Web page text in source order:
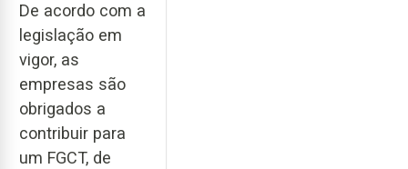
De acordo com a
legislação em
vigor, as
empresas são
obrigados a
contribuir para
um FGCT, de